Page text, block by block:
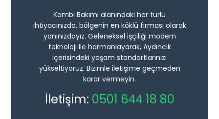
Kombi Bakımı alanındaki her türlü
ihtiyacınızda, bölgenin en köklü firması olarak
yanınızdayız. Geleneksel işçiliği modern
teknoloji ile harmanlayarak, Aydıncik
içerisindeki yaşam standartlarınızı
yükseltiyoruz. Bizimle iletişime geçmeden
karar vermeyin.
İletişim: 0501 644 18 80